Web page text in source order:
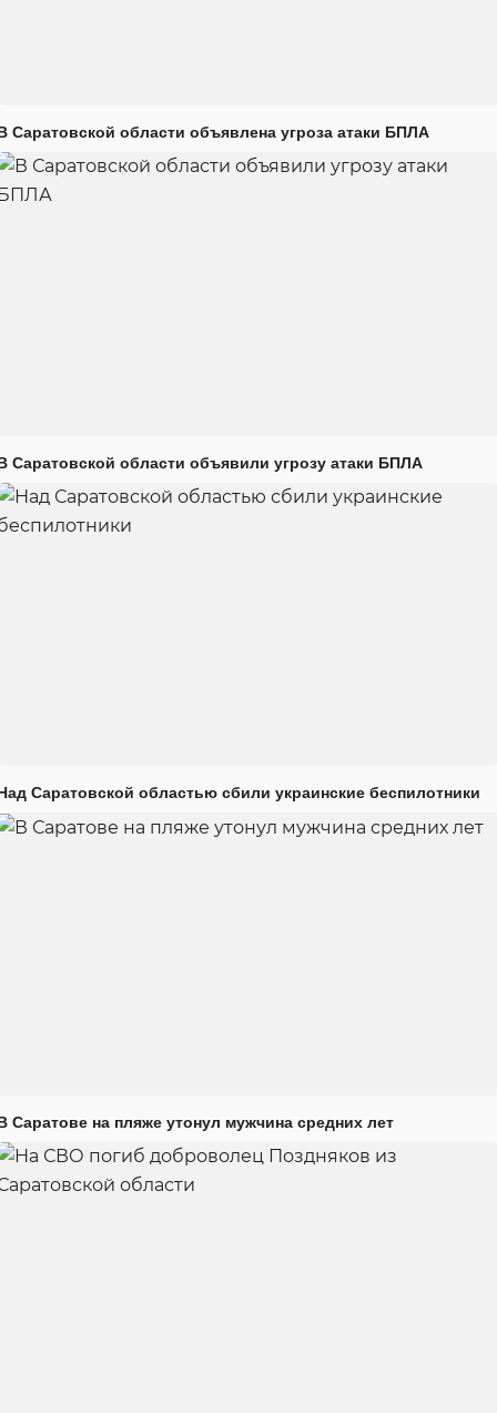
Саратовской области объявлена угроза атаки БПЛА
Саратовской области объявили угрозу атаки БПЛА
Саратовской областью сбили украинские беспилотники
Саратове на пляже утонул мужчина средних лет